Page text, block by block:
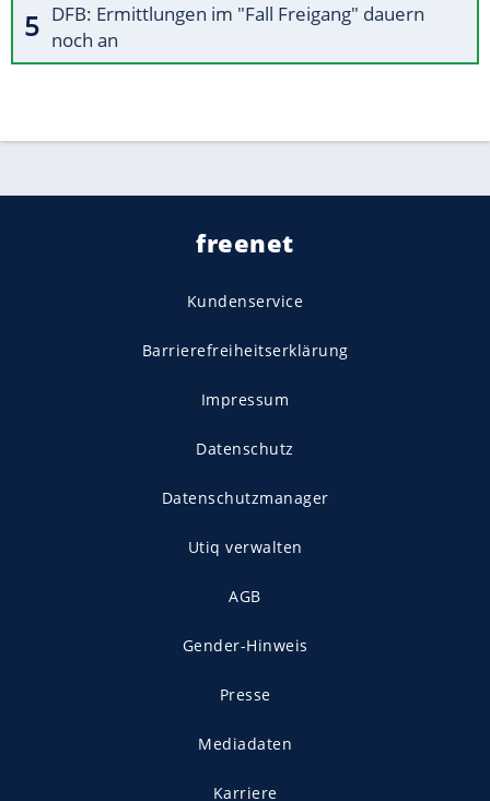
DFB: Ermittlungen im "Fall Freigang" dauern
noch an
freenet
Kundenservice
Barrierefreiheitserklärung
Impressum
Datenschutz
Datenschutzmanager
Utiq verwalten
AGB
Gender-Hinweis
Presse
Mediadaten
Karriere